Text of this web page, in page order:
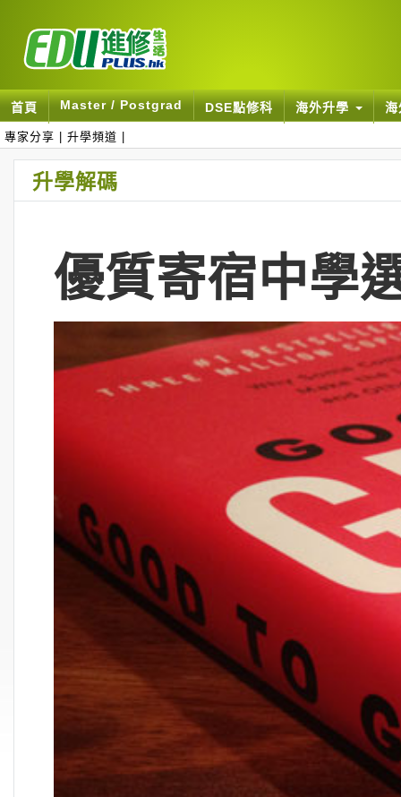
首頁 Master / Postgrad DSE點修科 海外升學
專家分享 升學頻道
升學解碼
優質寄宿中學